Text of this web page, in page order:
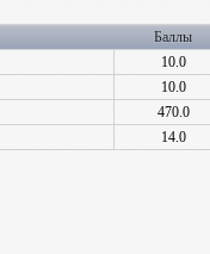
Баллы
10.0
10.0
470.0
14.0